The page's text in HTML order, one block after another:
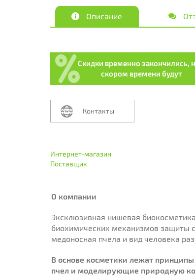
Описание
Скидки временно закончились,
скором времени будут
Контакты
Интернет-магазин
Поставщик
О компании
Эксклюзивная нишевая
биохимических механизмов защиты
медоносная пчела и вид человека
В основе косметики лежат
пчел и моделирующие природную